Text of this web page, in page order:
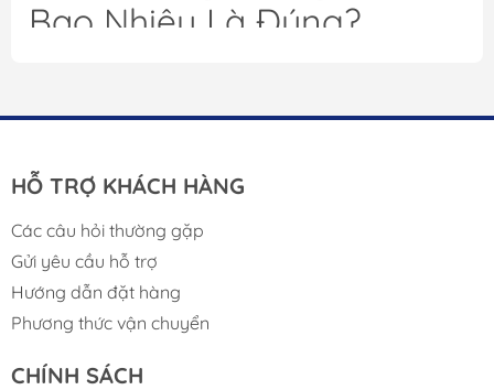
Bao Nhiêu Là Đúng?
Sóng lớn, câu cá biển
8–10kg
HỖ TRỢ KHÁCH HÀNG
Các câu hỏi thường gặp
Gửi yêu cầu hỗ trợ
Hướng dẫn đặt hàng
Phương thức vận chuyển
CHÍNH SÁCH